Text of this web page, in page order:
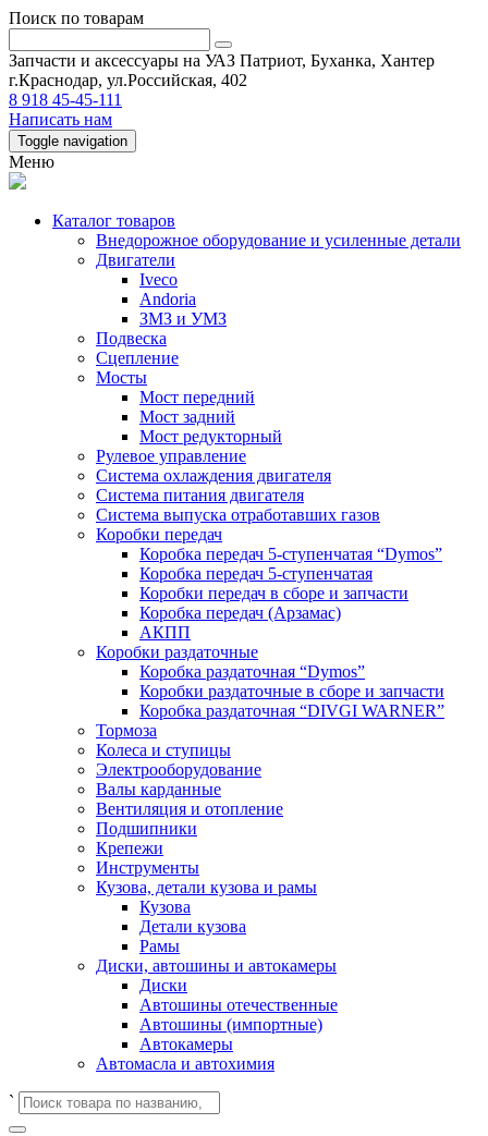
Поиск по товарам
Запчасти и аксессуары на УАЗ Патриот, Буханка, Хантер
г.Краснодар, ул.Российская, 402
8 918 45-45-111
Написать нам
Toggle navigation
Меню
Каталог товаров
Внедорожное оборудование и усиленные детали
Двигатели
Iveco
Andoria
ЗМЗ и УМЗ
Подвеска
Сцепление
Мосты
Мост передний
Мост задний
Мост редукторный
Рулевое управление
Система охлаждения двигателя
Система питания двигателя
Система выпуска отработавших газов
Коробки передач
Коробка передач 5-ступенчатая “Dymos”
Коробка передач 5-ступенчатая
Коробки передач в сборе и запчасти
Коробка передач (Арзамас)
АКПП
Коробки раздаточные
Коробка раздаточная “Dymos”
Коробки раздаточные в сборе и запчасти
Коробка раздаточная “DIVGI WARNER”
Тормоза
Колеса и ступицы
Электрооборудование
Валы карданные
Вентиляция и отопление
Подшипники
Крепежи
Инструменты
Кузова, детали кузова и рамы
Кузова
Детали кузова
Рамы
Диски, автошины и автокамеры
Диски
Автошины отечественные
Автошины (импортные)
Автокамеры
Автомасла и автохимия
`